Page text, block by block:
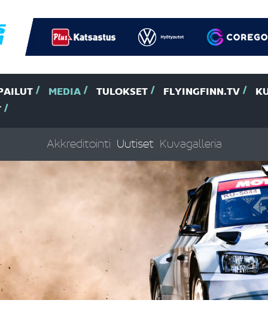
MEDIA TULOKSET FLYINGFINN.TV
Akkreditointi Uutiset Kuvagalleria